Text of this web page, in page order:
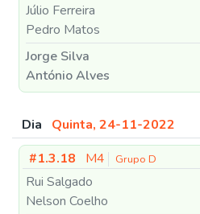
Júlio Ferreira
Pedro Matos
Jorge Silva
António Alves
Dia
Quinta, 24-11-2022
#1.3.18
M4 Grupo D
Rui Salgado
Nelson Coelho